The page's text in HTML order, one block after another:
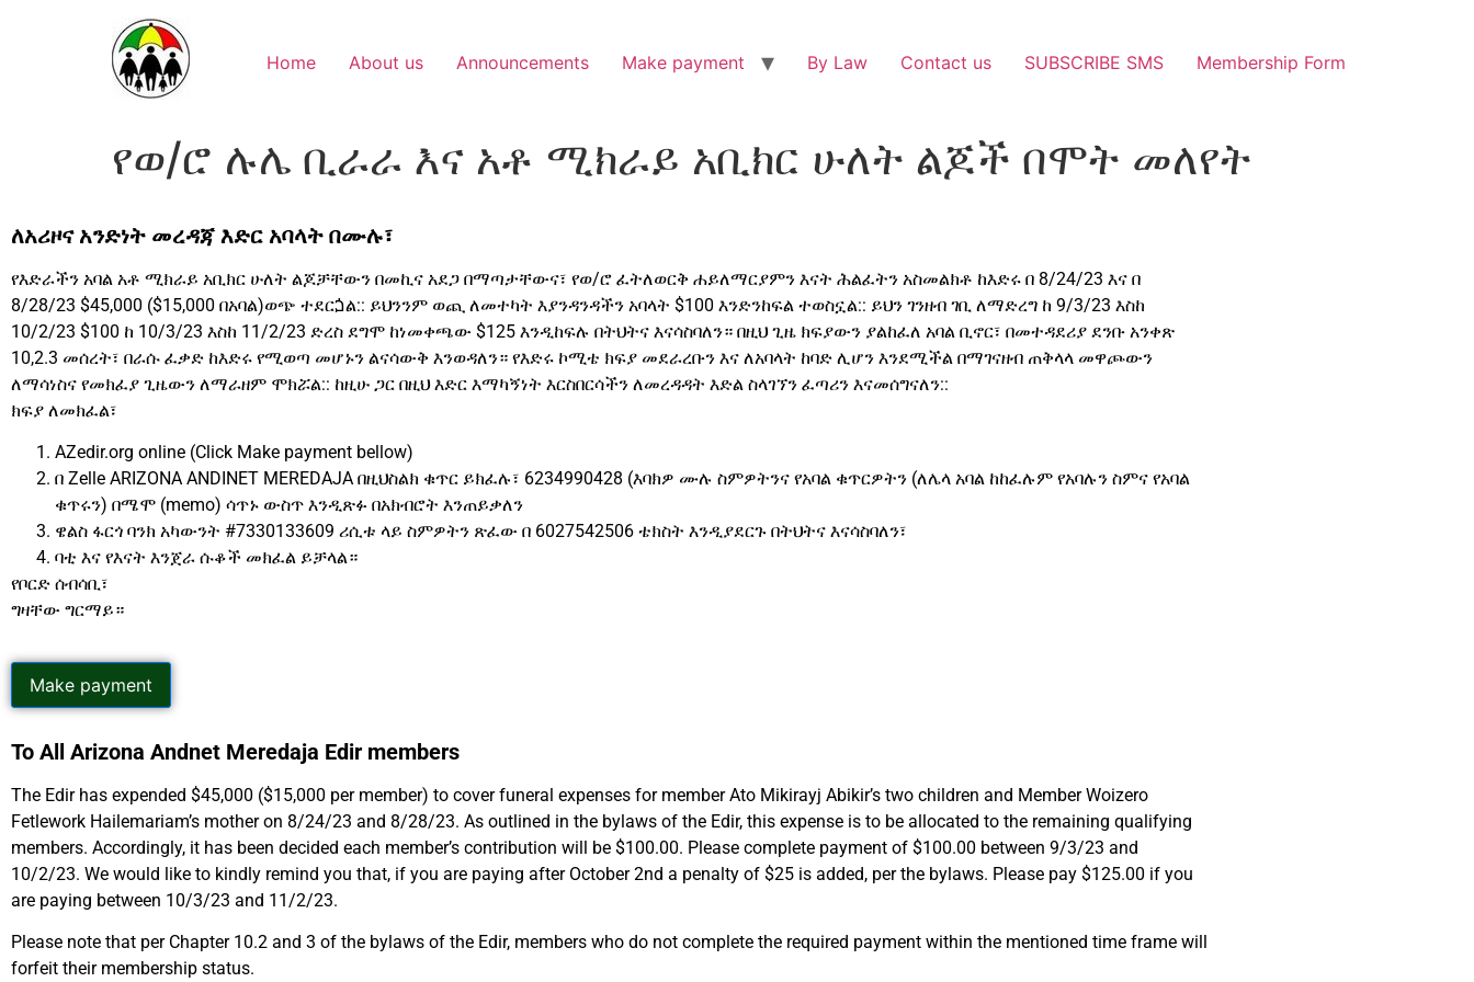
Home About us Announcements Make payment By Law Contact us SUBSCRIBE SMS Membership Form
የወ/ሮ ሉሌ ቢራራ እና አቶ ሚክራይ አቢክር ሁለት ልጆች በሞት መለየት
ለአሪዞና አንድነት መረዳጃ እድር አባላት በሙሉ፣
የእድራችን አባል አቶ ሚክራይ አቢክር ሁለት ልጆቻቸውን በመኪና አደጋ በማጣታቸውና፣ የወ/ሮ ፈትለወርቅ ሐይለማርያምን እናት ሕልፈትን አስመልክቶ ከእድሩ በ 8/24/23 እና በ
8/28/23 $45,000 ($15,000 በአባል)ወጭ ተደርጏል:: ይህንንም ወጪ ለመተካት እያንዳንዳችን አባላት $100 እንድንከፍል ተወስኗል:: ይህን ገንዘብ ገቢ ለማድረግ ከ 9/3/23 እስከ
10/2/23 $100 ከ 10/3/23 እስከ 11/2/23 ድረስ ደግሞ ከነመቀጫው $125 እንዲከፍሉ በትህትና እናሳስባለን። በዚህ ጊዜ ክፍያውን ያልከፈለ አባል ቢኖር፣ በመተዳደሪያ ደንቡ አንቀጽ
10,2.3 መሰረት፣ በራሱ ፈቃድ ከእድሩ የሚወጣ መሆኑን ልናሳውቅ እንወዳለን። የእድሩ ኮሚቴ ክፍያ መደራረቡን እና ለአባላት ከባድ ሊሆን እንደሚችል በማገናዘብ ጠቅላላ መዋጮውን
ለማሳነስና የመክፈያ ጊዜውን ለማራዘም ሞክሯል:: ከዚሁ ጋር በዚህ እድር እማካኝነት እርስበርሳችን ለመረዳዳት እድል ስላገኘን ፈጣሪን እናመሰግናለን::
ክፍያ ለመክፈል፣
AZedir.org online (Click Make payment bellow)
በ Zelle ARIZONA ANDINET MEREDAJA በዚህስልክ ቁጥር ይክፈሉ፣ 6234990428 (እባክዎ ሙሉ ስምዎትንና የአባል ቁጥርዎትን (ለሌላ አባል ከከፈሉም የአባሉን ስምና የአባል
ቁጥሩን) በሜሞ (memo) ሳጥኑ ውስጥ እንዲጽፉ በአክብሮት እንጠይቃለን
ዌልስ ፋርጎ ባንክ አካውንት #7330133609 ሪሲቱ ላይ ስምዎትን ጽፈው በ 6027542506 ቴክስት እንዲያደርጉ በትህትና እናሳስባለን፣
ባቲ እና የእናት እንጀራ ሱቆች መክፈል ይቻላል።
የቦርድ ሰብሳቢ፣
ግዛቸው ግርማይ።
To All Arizona Andnet Meredaja Edir members
The Edir has expended $45,000 ($15,000 per member) to cover funeral expenses for member Ato Mikirayj Abikir’s two children and Member Woizero
Fetlework Hailemariam’s mother on 8/24/23 and 8/28/23. As outlined in the bylaws of the Edir, this expense is to be allocated to the remaining qualifying
members. Accordingly, it has been decided each member’s contribution will be $100.00. Please complete payment of $100.00 between 9/3/23 and
10/2/23. We would like to kindly remind you that, if you are paying after October 2nd a penalty of $25 is added, per the bylaws. Please pay $125.00 if you
are paying between 10/3/23 and 11/2/23.
Please note that per Chapter 10.2 and 3 of the bylaws of the Edir, members who do not complete the required payment within the mentioned time frame will
forfeit their membership status.